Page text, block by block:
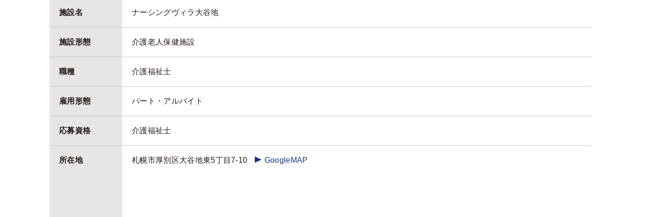
施設名 ナーシングヴィラ大谷地
施設形態 介護老人保健施設
職種 介護福祉士
雇用形態 パート・アルバイト
応募資格 介護福祉士
所在地 札幌市厚別区大谷地東5丁目7-10 GoogleMAP